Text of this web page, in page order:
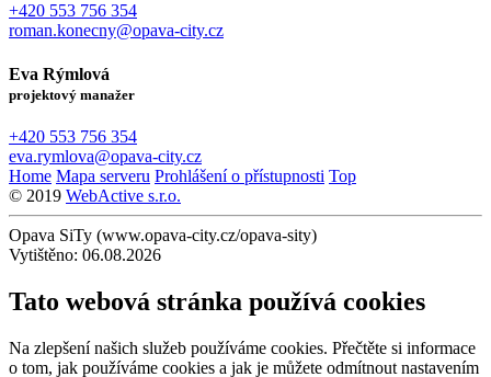
+420 553 756 354
roman.konecny@opava-city.cz
Eva Rýmlová
projektový manažer
+420 553 756 354
eva.rymlova@opava-city.cz
Home Mapa serveru Prohlášení o přístupnosti Top
© 2019 WebActive s.r.o.
Opava SiTy (www.opava-city.cz/opava-sity)
Vytištěno: 06.08.2026
Tato webová stránka používá cookies
Na zlepšení našich služeb používáme cookies. Přečtěte si informace
o tom, jak používáme cookies a jak je můžete odmítnout nastavením